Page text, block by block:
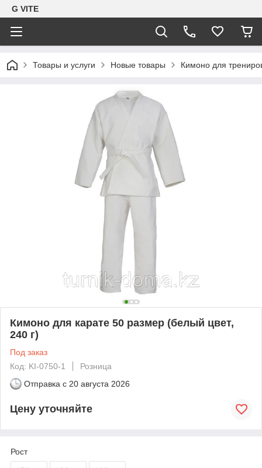
G VITE
Товары и услуги Новые товары Кимоно для
Кимоно для карате 50 размер (белый цвет,
240 г)
Под заказ
Код: KI-0750-1
Розница
Отправка с 20 августа 2026
Цену уточняйте
Рост